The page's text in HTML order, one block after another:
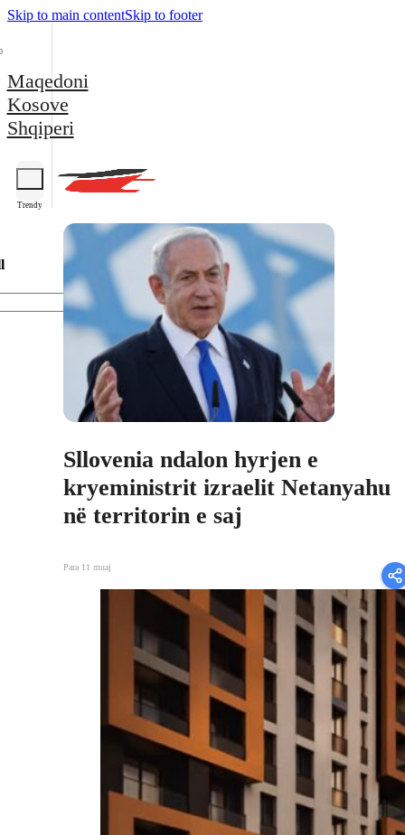
Skip to main contentSkip to footer
Maqedoni
Kosove
Shqiperi
Trendy
Sllovenia ndalon hyrjen e
kryeministrit izraelit Netanyahu
në territorin e saj
Para 11 muaj